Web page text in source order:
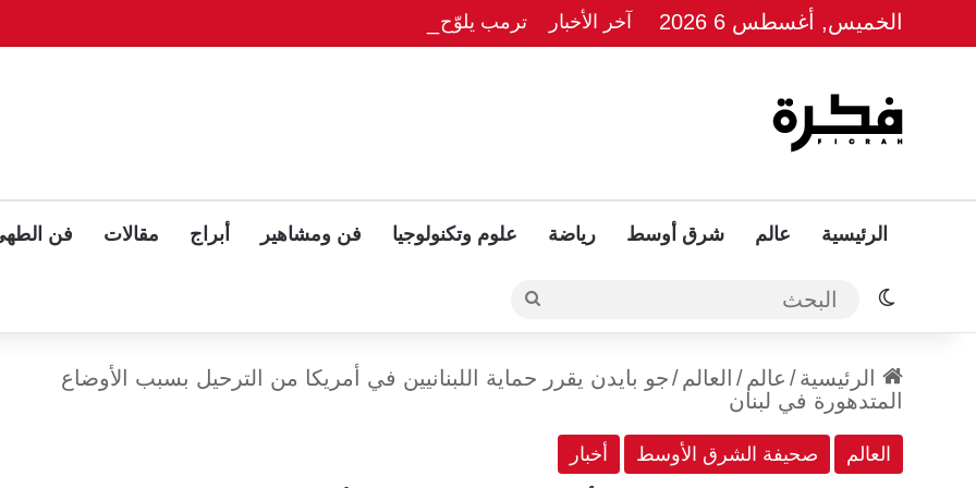
الخميس, أغسطس 6 2026 آخر الأخبار ترمب يلوّح بلقاء ثلاثي مع بوتين وزيلينسكي بعد قمة ألاسكا
الرئيسية عالم شرق أوسط رياضة علوم وتكنولوجيا فن ومشاهير أبراج مقالات فن
الوضع المظلم البحث
الرئيسية/ عالم / العالم /جو بايدن يقرر حماية اللبنانيين في أمريكا من الترحيل بسبب الأوضاع
المتدهورة في لبنان
العالم صحيفة الشرق الأوسط أخبار